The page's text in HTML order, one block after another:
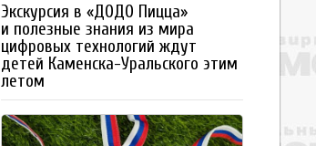
Экскурсия в «ДОДО Пицца»
и полезные знания из мира
цифровых технологий ждут
детей Каменска-Уральского этим
летом